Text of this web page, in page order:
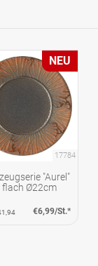
17784
"Aurel"
flach Ø22cm
€6,99/St.*
NEU